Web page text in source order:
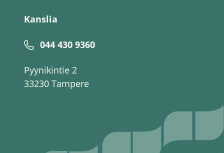
Kanslia
044 430 9360
Pyynikintie 2
33230 Tampere